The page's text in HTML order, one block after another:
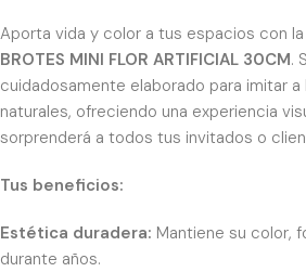
Aporta vida y color a tus espacios con
BROTES MINI FLOR ARTIFICIAL 30CM.
cuidadosamente elaborado para imitar
naturales, ofreciendo una experiencia
sorprenderá a todos tus invitados o
Tus beneficios:
Estética duradera: Mantiene su color,
durante años.